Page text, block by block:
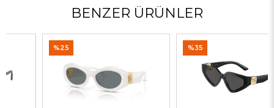
BENZER ÜRÜNLER